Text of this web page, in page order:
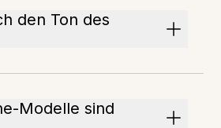
den Ton des
Modelle sind